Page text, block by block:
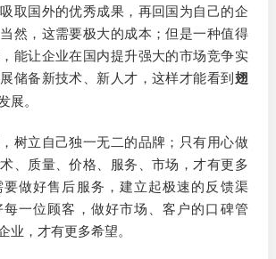
取国外的优秀成果，再回国为自己的企
然，这需要极大的成本；但是一种值得
能让企业在国内提升强大的市场竞争实
储备新技术、新人才，这样才能看到翅
展。
树立自己独一无二的品牌；只有用心做
、质量、价格、服务、市场，才有更多
做好售后服务，建立起极速的反馈渠
一位顾客，做好市场、客户的口碑管
业，才有更多希望。